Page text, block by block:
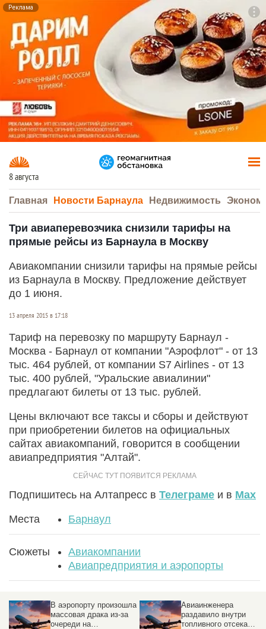
Реклама
8 августа
Главная Новости Барнаула Недвижимость
Три авиаперевозчика снизили тарифы на
прямые рейсы из Барнаула в Москву
Авиакомпании снизили тарифы на прямые рейсы
из Барнаула в Москву. Предложение действует
до 1 июня.
13 апреля 2015 в 17:18
Тариф на перевозку по маршруту Барнаул -
Москва - Барнаул от компании "Аэрофлот" - от 13
тыс. 464 рублей, от компании S7 Airlines - от 13
тыс. 400 рублей, "Уральские авиалинии"
предлагают билеты от 13 тыс. рублей.
Цены включают все таксы и сборы и действуют
при приобретении билетов на официальных
сайтах авиакомпаний, говорится в сообщении
авиапредприятия "Алтай".
Подпишитесь на Алтапресс в Телеграме и в Max
Места Барнаул
Сюжеты
Авиакомпании
Авиапредприятия и аэропорты
В аэропорту произошла
массовая драка из-за
очереди на
Авиаинженера
раздавило внутри
топливного отсека